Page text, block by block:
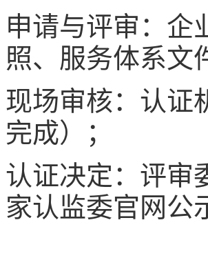
申请与评审：企
照、服务体系文
现场审核：认证
完成）；
认证决定：评审
家认监委官网公